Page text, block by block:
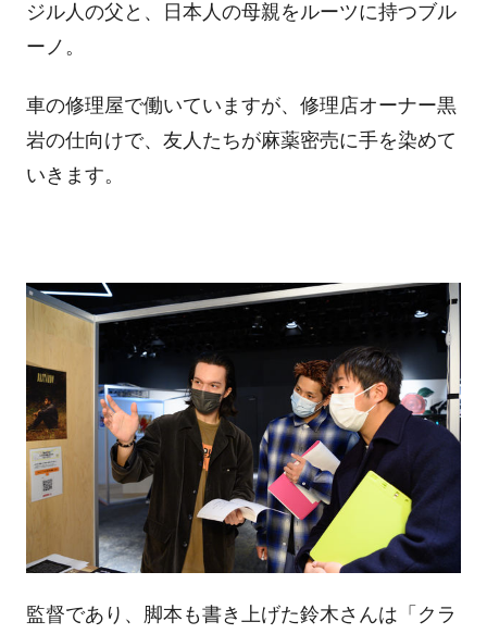
ジル人の父と、日本人の母親をルーツに持つブル
ーノ。
車の修理屋で働いていますが、修理店オーナー黒
岩の仕向けで、友人たちが麻薬密売に手を染めて
いきます。
監督であり、脚本も書き上げた鈴木さんは「クラ